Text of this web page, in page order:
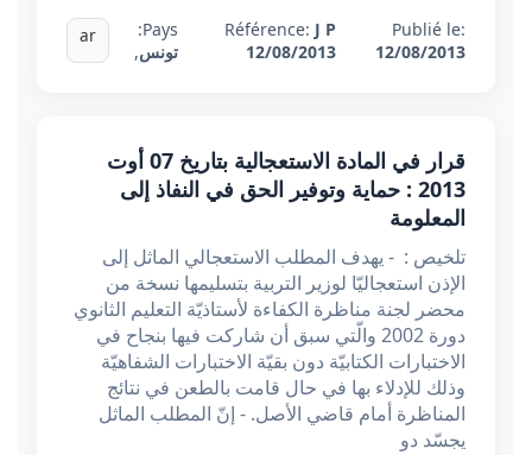
Publié le:
12/08/2013
Référence: J P
12/08/2013
Pays:
تونس,
ar
قرار في المادة الاستعجالية بتاريخ 07 أوت
2013 : حماية وتوفير الحق في النفاذ إلى
المعلومة
تلخيص : - يهدف المطلب الاستعجالي الماثل إلى
الإذن استعجاليّا لوزير التربية بتسليمها نسخة من
محضر لجنة مناظرة الكفاءة لأستاذيّة التعليم الثانوي
دورة 2002 والّتي سبق أن شاركت فيها بنجاح في
الاختبارات الكتابيّة دون بقيّة الاختبارات الشفاهيّة
وذلك للإدلاء بها في حال قامت بالطعن في نتائج
المناظرة أمام قاضي الأصل. - إنّ المطلب الماثل
يجسّد دو